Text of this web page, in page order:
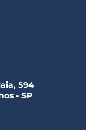
594
- SP